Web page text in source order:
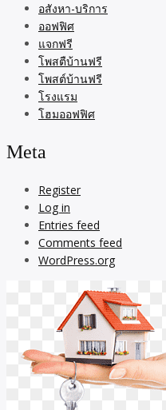
อสังหา-บริการ
ออฟฟิศ
แจกฟรี
โพสตืบ้านฟรี
โพสต์บ้านฟรี
โรงแรม
โฮมออฟฟิศ
Meta
Register
Log in
Entries feed
Comments feed
WordPress.org